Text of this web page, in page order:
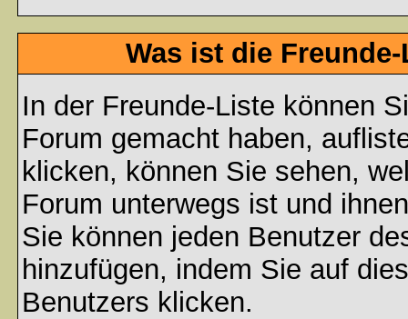
Was ist die
In der Freunde-Liste können
Forum gemacht haben,
klicken, können Sie sehen,
Forum unterwegs ist und
Sie können jeden Benutzer
hinzufügen, indem Sie auf
Benutzers klicken.